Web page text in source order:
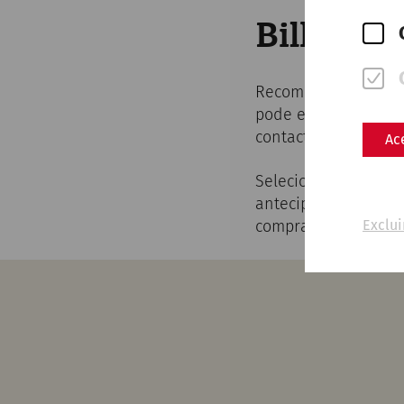
Bilhetes
Recomendamos-
pode evitar
contacto.
Selecione o dia do
antecipadamente
compra, ser-lhe-ão